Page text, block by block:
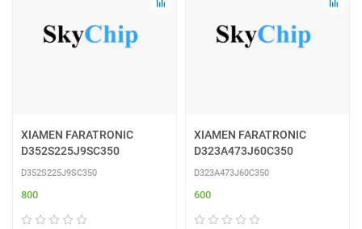
XIAMEN FARATRONIC
D352S225J9SC350
D352S225J9SC350
800
XIAMEN FARATRONIC
D323A473J60C350
D323A473J60C350
600